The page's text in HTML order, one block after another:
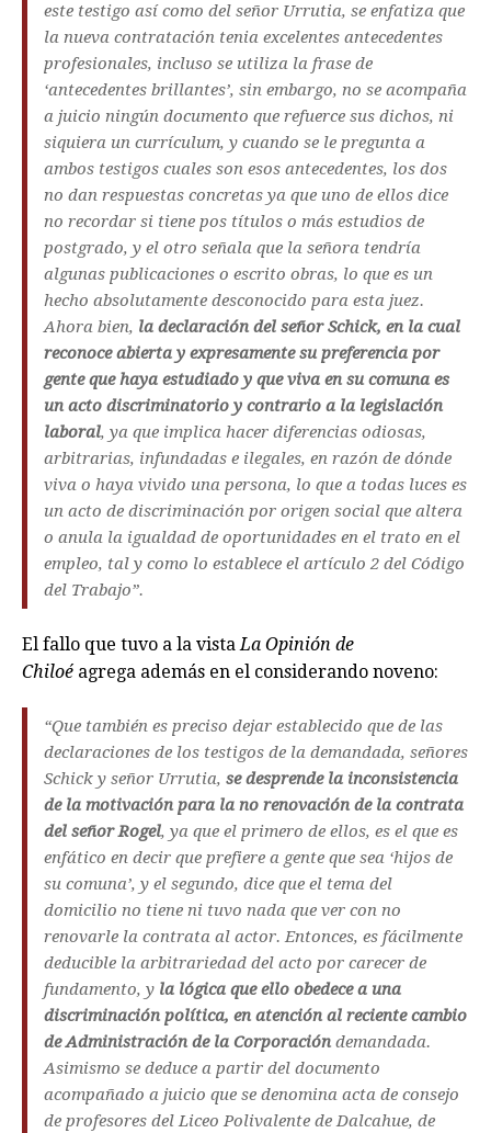
este testigo así como del señor Urrutia, se enfatiza que
la nueva contratación tenia excelentes antecedentes
profesionales, incluso se utiliza la frase de
‘antecedentes brillantes’, sin embargo, no se acompaña
a juicio ningún documento que refuerce sus dichos, ni
siquiera un currículum, y cuando se le pregunta a
ambos testigos cuales son esos antecedentes, los dos
no dan respuestas concretas ya que uno de ellos dice
no recordar si tiene pos títulos o más estudios de
postgrado, y el otro señala que la señora tendría
algunas publicaciones o escrito obras, lo que es un
hecho absolutamente desconocido para esta juez.
Ahora bien, la declaración del señor Schick, en la cual
reconoce abierta y expresamente su preferencia por
gente que haya estudiado y que viva en su comuna es
un acto discriminatorio y contrario a la legislación
laboral, ya que implica hacer diferencias odiosas,
arbitrarias, infundadas e ilegales, en razón de dónde
viva o haya vivido una persona, lo que a todas luces es
un acto de discriminación por origen social que altera
o anula la igualdad de oportunidades en el trato en el
empleo, tal y como lo establece el artículo 2 del Código
del Trabajo”.
El fallo que tuvo a la vistaLa Opinión de
Chiloé agrega además en el considerando noveno:
“Que también es preciso dejar establecido que de las
declaraciones de los testigos de la demandada, señores
Schick y señor Urrutia, se desprende la inconsistencia
de la motivación para la no renovación de la contrata
del señor Rogel, ya que el primero de ellos, es el que es
enfático en decir que prefiere a gente que sea ‘hijos de
su comuna’, y el segundo, dice que el tema del
domicilio no tiene ni tuvo nada que ver con no
renovarle la contrata al actor. Entonces, es fácilmente
deducible la arbitrariedad del acto por carecer de
fundamento, y la lógica que ello obedece a una
discriminación política, en atención al reciente cambio
de Administración de la Corporación demandada.
Asimismo se deduce a partir del documento
acompañado a juicio que se denomina acta de consejo
de profesores del Liceo Polivalente de Dalcahue, de